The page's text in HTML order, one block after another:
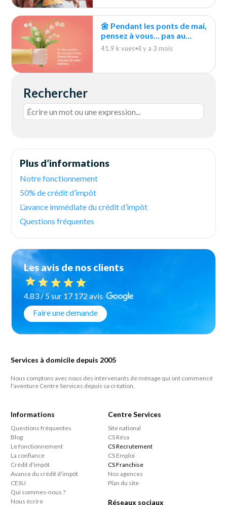
🌼 Pendant les ponts de mai,
pensez à vous... pas au
ménage !
41.9 k vues•il y a 3 mois
Rechercher
Plus d’informations
Notre fonctionnement
50% de crédit d’impôt
L’avance immédiate du crédit d’impôt
Questions fréquentes
Les avis de nos clients
4.83 / 5 sur 17 172 avis
Faire une demande
Services à domicile depuis 2005
Nous comptons avec nous des intervenants de ménage qui ont commencé
l'aventure Centre Services depuis sa création.
Informations
Questions fréquentes
Blog
Le fonctionnement
La confiance
Crédit d'impôt
Avance du crédit d'impôt
CESU
Qui sommes-nous ?
Nous écrire
Centre Services
Site national
CS Résa
CS Recrutement
CS Emploi
CS Franchise
Nos agences
Plan du site
Réseaux sociaux